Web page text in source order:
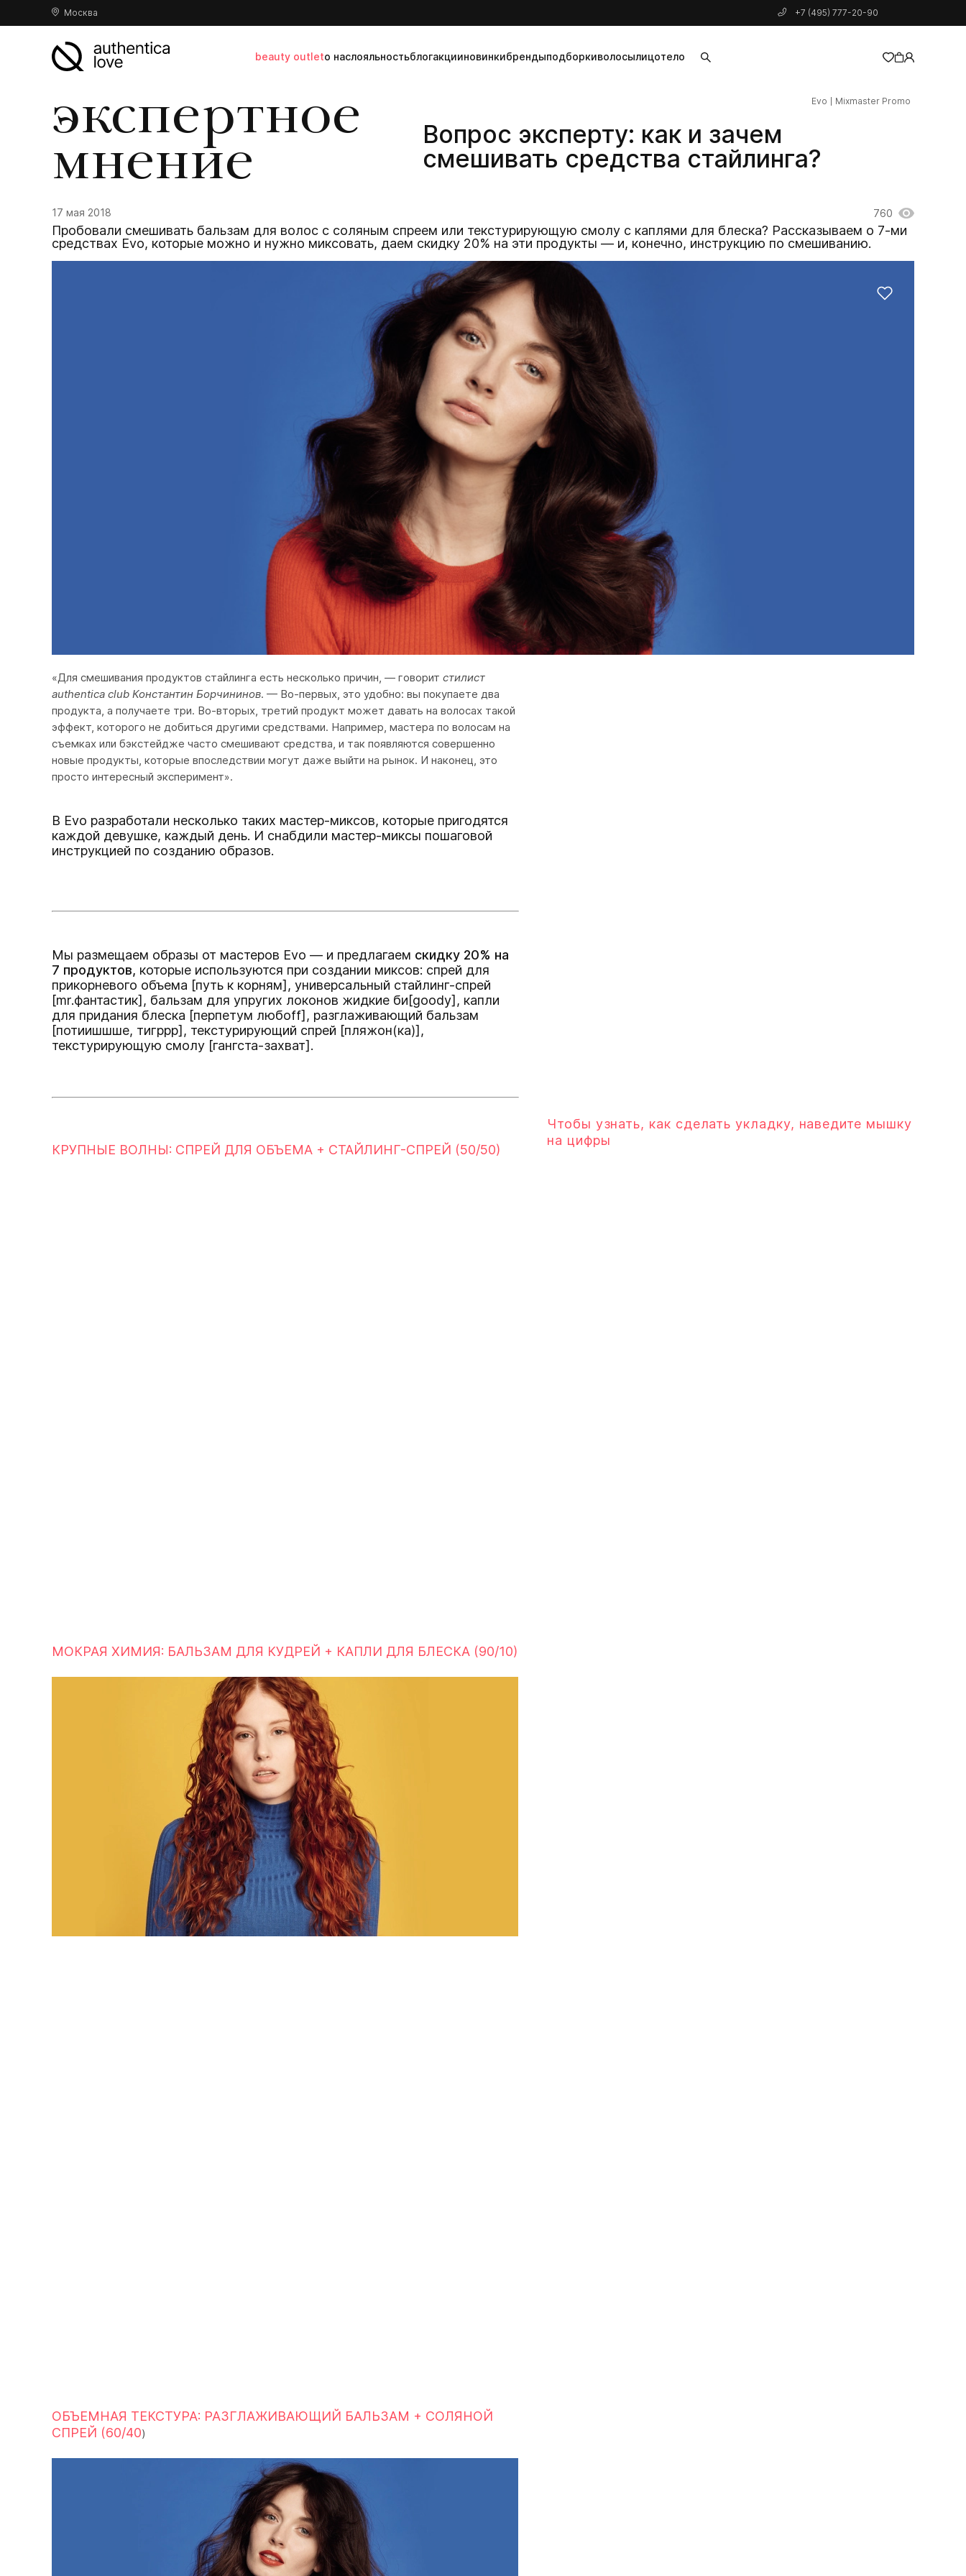
Москва +7 (495) 777-20-90
beauty outletо наслояльностьблогакцииновинкибрендыподборкиволосылицотело
добавлен в корзину
экспертное
мнение
Вопрос эксперту: как и зачем
смешивать средства стайлинга?
Evo Mixmaster Promo
17 мая 2018 760
Пробовали смешивать бальзам для волос с соляным спреем или текстурирующую смолу с каплями для блеска? Рассказываем о 7-ми
средствах Evo, которые можно и нужно миксовать, даем скидку 20% на эти продукты — и, конечно, инструкцию по смешиванию.
«Для смешивания продуктов стайлинга есть несколько причин, — говорит стилист
authentica club Константин Борчининов. — Во-первых, это удобно: вы покупаете два
продукта, а получаете три. Во-вторых, третий продукт может давать на волосах такой
эффект, которого не добиться другими средствами. Например, мастера по волосам на
съемках или бэкстейдже часто смешивают средства, и так появляются совершенно
новые продукты, которые впоследствии могут даже выйти на рынок. И наконец, это
просто интересный эксперимент».
В Evo разработали несколько таких мастер-миксов, которые пригодятся
каждой девушке, каждый день. И снабдили мастер-миксы пошаговой
инструкцией по созданию образов.
Мы размещаем образы от мастеров Evo — и предлагаем скидку 20% на
7 продуктов, которые используются при создании миксов: cпрей для
прикорневого объема [путь к корням] , универсальный стайлинг-спрей
[mr.фантастик] , бальзам для упругих локонов жидкие би[goody] , капли
для придания блеска [перпетум любоff] , разглаживающий бальзам
[потиишшше, тигррр] , текстурирующий спрей [пляжон(ка)] ,
текстурирующую смолу [гангста-захват] .
КРУПНЫЕ ВОЛНЫ: СПРЕЙ ДЛЯ ОБЪЕМА + СТАЙЛИНГ-СПРЕЙ (50/50)
МОКРАЯ ХИМИЯ: БАЛЬЗАМ ДЛЯ КУДРЕЙ + КАПЛИ ДЛЯ БЛЕСКА (90/10)
ОБЪЕМНАЯ ТЕКСТУРА: РАЗГЛАЖИВАЮЩИЙ БАЛЬЗАМ + СОЛЯНОЙ
СПРЕЙ (60/40)
Чтобы узнать, как сделать укладку, наведите мышку
на цифры